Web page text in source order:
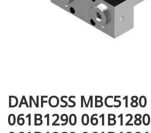
DANFOSS MBC5180
061B1290 061B1280